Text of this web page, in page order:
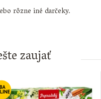
rôzne iné darčeky.
zaujať